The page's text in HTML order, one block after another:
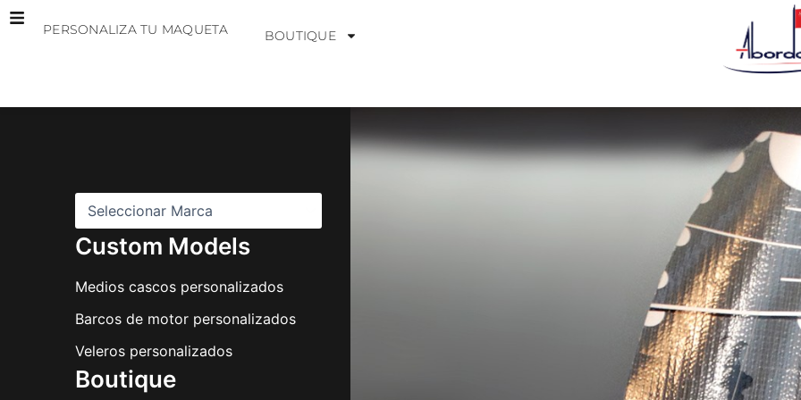
PERSONALIZA TU MAQUETA BOUTIQUE
Custom Models
Medios cascos personalizados
Barcos de motor personalizados
Veleros personalizados
Boutique